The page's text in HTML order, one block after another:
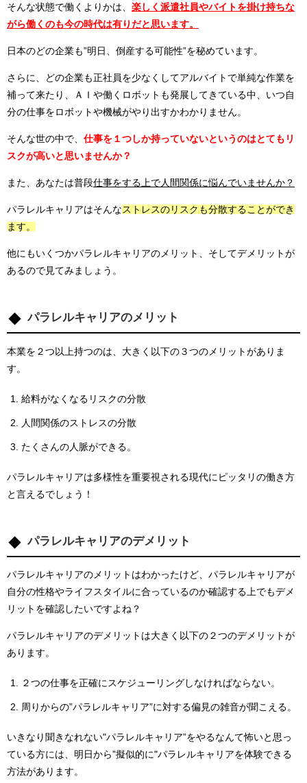
そんな状態で働くよりかは、 楽しく派遣社員やバイトを掛け持ちな
がら働くのも今の時代は有りだと思います。
日本のどの企業も”明日、倒産する可能性”を秘めています。
さらに、どの企業も正社員を少なくしてアルバイトで単純な作業を
補って来たり、ＡＩや働くロボットも発展してきている中、いつ自
分の仕事をロボットや機械がやり出すかわかりません。
そんな世の中で、 仕事を１つしか持っていないというのはとてもリ
スクが高いと思いませんか？
また、あなたは普段仕事をする上で人間関係に悩んでいませんか？
パラレルキャリアはそんな ストレスのリスクも分散することができ
ます。
他にもいくつかパラレルキャリアのメリット、そしてデメリットが
あるので見てみましょう。
パラレルキャリアのメリット
本業を２つ以上持つのは、大きく以下の３つのメリットがありま
す。
給料がなくなるリスクの分散
人間関係のストレスの分散
たくさんの人脈ができる。
パラレルキャリアは多様性を重要視される現代にピッタリの働き方
と言えるでしょう！
パラレルキャリアのデメリット
パラレルキャリアのメリットはわかったけど、パラレルキャリアが
自分の性格やライフスタイルに合っているのか確認する上でもデメ
リットを確認したいですよね？
パラレルキャリアのデメリットは大きく以下の２つのデメリットが
あります。
２つの仕事を正確にスケジューリングしなければならない。
周りからの”パラレルキャリア”に対する偏見の雑音が聞こえる。
いきなり聞きなれない"パラレルキャリア”をやるなんて怖いと思っ
ている方には、明日から”擬似的に"パラレルキャリアを体験できる
方法があります。